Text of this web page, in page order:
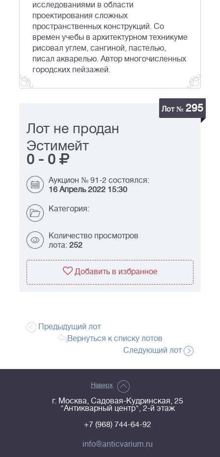
исследованиями в области
проектирования сложных
пространственных конструкций. Со
времен учебы в архитектурном техникуме
рисовал углем, сангиной, пастелью,
писал акварелью. Автор многочисленных
городских пейзажей.
Лот № 295
Лот не продан
Эстимейт
0 - 0
Аукцион № 91-2 состоялся:
16 Апрель 2022 15:30
Категория:
Количество просмотров
лота: 252
Добавить в избранное
Предыдущий лот
Вернуться к списку лотов
Следующий лот
Наверх
г. Москва, Садовая-Кудринская, 25
"Антикварный центр", 2-й этаж
+7 (968) 744-64-92
info@anticvarium.ru